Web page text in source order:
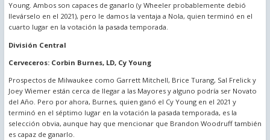
Young. Ambos son capaces de ganarlo (y Wheeler probablemente debió
llevárselo en el 2021), pero le damos la ventaja a Nola, quien terminó en el
cuarto lugar en la votación la pasada temporada.
División Central
Cerveceros: Corbin Burnes, LD, Cy Young
Prospectos de Milwaukee como Garrett Mitchell, Brice Turang, Sal Frelick y
Joey Wiemer están cerca de llegar a las Mayores y alguno podría ser Novato
del Año. Pero por ahora, Burnes, quien ganó el Cy Young en el 2021 y
terminó en el séptimo lugar en la votación la pasada temporada, es la
selección obvia, aunque hay que mencionar que Brandon Woodruff también
es capaz de ganarlo.